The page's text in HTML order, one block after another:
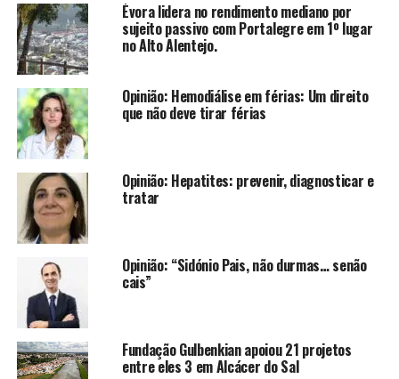
Évora lidera no rendimento mediano por
sujeito passivo com Portalegre em 1º lugar
no Alto Alentejo.
Opinião: Hemodiálise em férias: Um direito
que não deve tirar férias
Opinião: Hepatites: prevenir, diagnosticar e
tratar
Opinião: “Sidónio Pais, não durmas… senão
cais”
Fundação Gulbenkian apoiou 21 projetos
entre eles 3 em Alcácer do Sal